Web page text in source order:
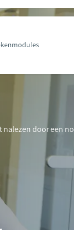
nalezen door een